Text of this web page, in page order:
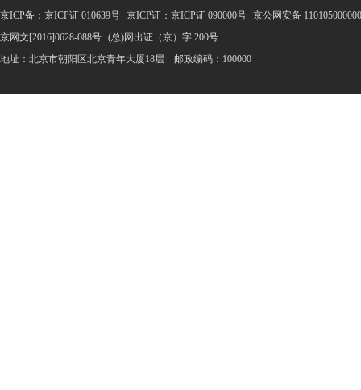
京ICP备：京ICP证 010639号 京ICP证：京ICP证 090000号 京公网安备 110105000000
京网文[2016]0628-088号 (总)网出证（京）字 200号
地址：北京市朝阳区北京青年大厦18层 邮政编码：100000